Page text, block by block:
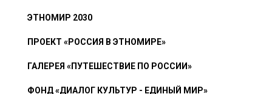
ЭТНОМИР 2030
ПРОЕКТ «РОССИЯ В ЭТНОМИРЕ»
ГАЛЕРЕЯ «ПУТЕШЕСТВИЕ ПО РОССИИ»
ФОНД «ДИАЛОГ КУЛЬТУР - ЕДИНЫЙ МИР»